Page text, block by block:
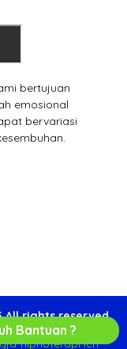
bertujuan
emosional
bervariasi
All rights reserved
-hipnoterapi ich
Bantuan ?